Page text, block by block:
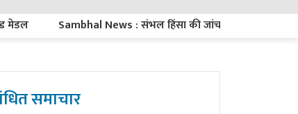
Sambhal News : संभल हिंसा की जांच रिपोर्ट झूठी! बदायूं
समाचार